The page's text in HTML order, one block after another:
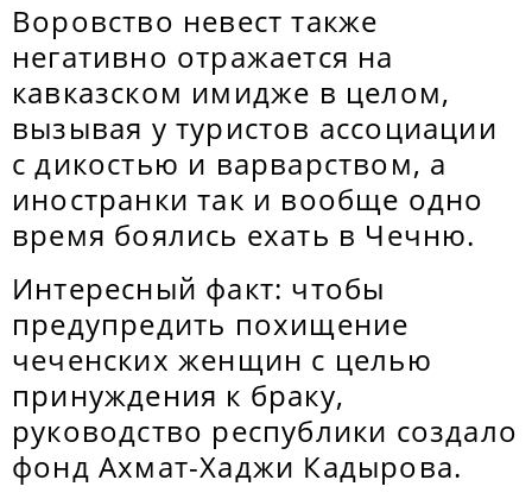
Воровство невест также
негативно отражается на
кавказском имидже в целом,
вызывая у туристов ассоциации
с дикостью и варварством, а
иностранки так и вообще одно
время боялись ехать в Чечню.
Интересный факт: чтобы
предупредить похищение
чеченских женщин с целью
принуждения к браку,
руководство республики создало
фонд Ахмат-Хаджи Кадырова.